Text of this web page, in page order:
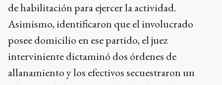
de habilitación para ejercer la actividad.
Asimismo, identificaron que el involucrado
posee domicilio en ese partido, el juez
interviniente dictaminó dos órdenes de
allanamiento y los efectivos secuestraron un